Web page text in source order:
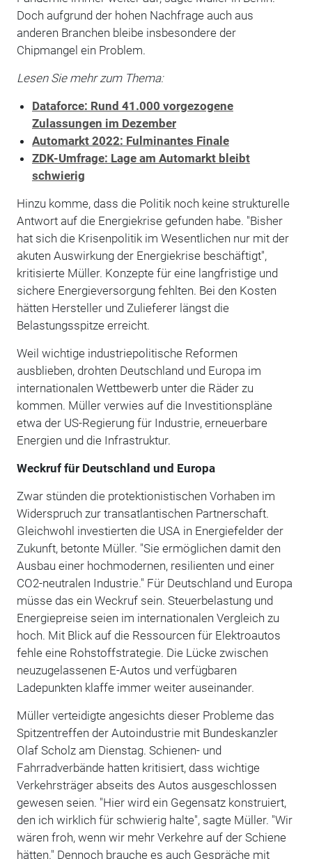
Doch aufgrund der hohen Nachfrage auch aus
anderen Branchen bleibe insbesondere der
Chipmangel ein Problem.
Lesen Sie mehr zum Thema:
Dataforce: Rund 41.000 vorgezogene
Zulassungen im Dezember
Automarkt 2022: Fulminantes Finale
ZDK-Umfrage: Lage am Automarkt bleibt
schwierig
Hinzu komme, dass die Politik noch keine strukturelle
Antwort auf die Energiekrise gefunden habe. "Bisher
hat sich die Krisenpolitik im Wesentlichen nur mit der
akuten Auswirkung der Energiekrise beschäftigt",
kritisierte Müller. Konzepte für eine langfristige und
sichere Energieversorgung fehlten. Bei den Kosten
hätten Hersteller und Zulieferer längst die
Belastungsspitze erreicht.
Weil wichtige industriepolitische Reformen
ausblieben, drohten Deutschland und Europa im
internationalen Wettbewerb unter die Räder zu
kommen. Müller verwies auf die Investitionspläne
etwa der US-Regierung für Industrie, erneuerbare
Energien und die Infrastruktur.
Weckruf für Deutschland und Europa
Zwar stünden die protektionistischen Vorhaben im
Widerspruch zur transatlantischen Partnerschaft.
Gleichwohl investierten die USA in Energiefelder der
Zukunft, betonte Müller. "Sie ermöglichen damit den
Ausbau einer hochmodernen, resilienten und einer
CO2-neutralen Industrie." Für Deutschland und Europa
müsse das ein Weckruf sein. Steuerbelastung und
Energiepreise seien im internationalen Vergleich zu
hoch. Mit Blick auf die Ressourcen für Elektroautos
fehle eine Rohstoffstrategie. Die Lücke zwischen
neuzugelassenen E-Autos und verfügbaren
Ladepunkten klaffe immer weiter auseinander.
Müller verteidigte angesichts dieser Probleme das
Spitzentreffen der Autoindustrie mit Bundeskanzler
Olaf Scholz am Dienstag. Schienen- und
Fahrradverbände hatten kritisiert, dass wichtige
Verkehrsträger abseits des Autos ausgeschlossen
gewesen seien. "Hier wird ein Gegensatz konstruiert,
den ich wirklich für schwierig halte", sagte Müller. "Wir
wären froh, wenn wir mehr Verkehre auf der Schiene
hätten." Dennoch brauche es auch Gespräche mit